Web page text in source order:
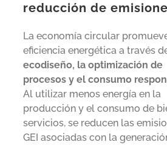
reducción de
La economía circular
eficiencia energética a través
ecodiseño, la optimización de
procesos y el consumo
Al utilizar menos energía en la
producción y el consumo de
servicios, se reducen las
GEI asociadas con la